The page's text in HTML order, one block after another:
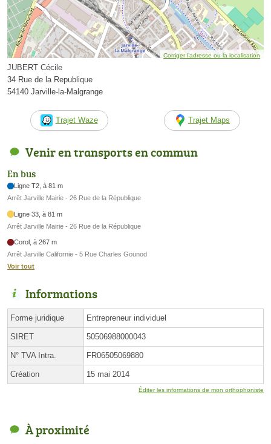
Corriger l’adresse ou la localisation
JUBERT Cécile
34 Rue de la Republique
54140 Jarville-la-Malgrange
Trajet Waze Trajet Maps
Venir en transports en commun
En bus
Ligne T2, à 81 m
Arrêt Jarville Mairie - 26 Rue de la République
Ligne 33, à 81 m
Arrêt Jarville Mairie - 26 Rue de la République
Corol, à 267 m
Arrêt Jarville Californie - 5 Rue Charles Gounod
Voir tout
Informations
Forme juridique Entrepreneur individuel
SIRET 50506988000043
N° TVA Intra. FR06505069880
Création 15 mai 2014
Éditer les informations de mon orthophoniste
À proximité